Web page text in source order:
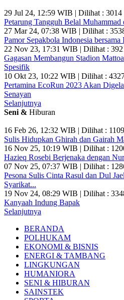
29 Jul 24, 12:59 WIB | Dilihat : 3014
Petarung Tangguh Belal Muhammad
27 Mar 24, 07:38 WIB | Dilihat :
Pamor Sepakbola Indonesia
22 Nov 23, 17:31 WIB | Dilihat :
Gagasan Membangun Stadion
Spesifik
10 Okt 23, 10:22 WIB | Dilihat :
Pertamina EcoRun 2023 Akan
Senayan
Selanjutnya
Seni & Hiburan
16 Feb 26, 12:32 WIB | Dilihat : 1109
Sulis Hidupkan Ghirah dan Gairah
16 Nov 25, 10:19 WIB | Dilihat :
Hazieq Rosebi Berjenaka dengan
07 Nov 25, 07:37 WIB | Dilihat :
Pesona Sulis Cinta Rasul dan Dul
Syarikat...
19 Nov 24, 08:29 WIB | Dilihat :
Kanyaah Indung Bapak
Selanjutnya
BERANDA
POLHUKAM
EKONOMI & BISNIS
ENERGI & TAMBANG
LINGKUNGAN
HUMANIORA
SENI & HIBURAN
SAINSTEK